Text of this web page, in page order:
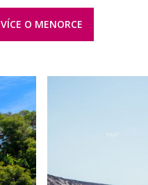
VÍCE O MENORCE